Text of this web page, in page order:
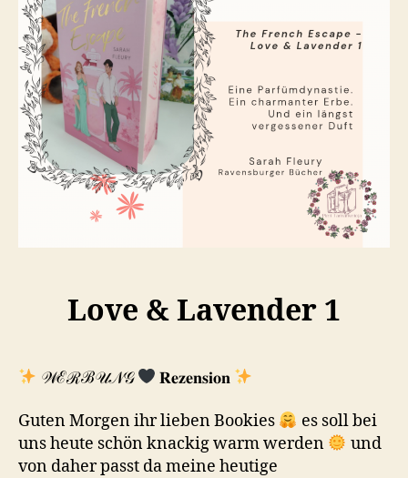
Love & Lavender 1
𝒲ℰℛℬ𝒰𝒩𝒢 𝐑𝐞𝐳𝐞𝐧𝐬𝐢𝐨𝐧
Guten Morgen ihr lieben Bookies
es soll bei
uns heute schön knackig warm werden
und
von daher passt da meine heutige